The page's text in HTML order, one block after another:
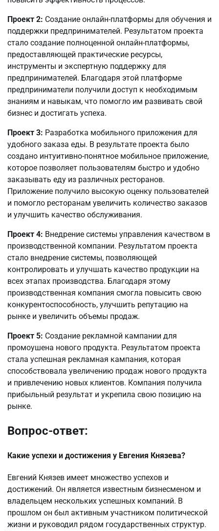
Проект 2: Создание онлайн-платформы для обучения и
поддержки предпринимателей. Результатом проекта
стало создание полноценной онлайн-платформы,
предоставляющей практические ресурсы,
инструменты и экспертную поддержку для
предпринимателей. Благодаря этой платформе
предприниматели получили доступ к необходимым
знаниям и навыкам, что помогло им развивать свой
бизнес и достигать успеха.
Проект 3: Разработка мобильного приложения для
удобного заказа еды. В результате проекта было
создано интуитивно-понятное мобильное приложение,
которое позволяет пользователям быстро и удобно
заказывать еду из различных ресторанов.
Приложение получило высокую оценку пользователей
и помогло ресторанам увеличить количество заказов
и улучшить качество обслуживания.
Проект 4: Внедрение системы управления качеством в
производственной компании. Результатом проекта
стало внедрение системы, позволяющей
контролировать и улучшать качество продукции на
всех этапах производства. Благодаря этому
производственная компания смогла повысить свою
конкурентоспособность, улучшить репутацию на
рынке и увеличить объемы продаж.
Проект 5: Создание рекламной кампании для
промоушена нового продукта. Результатом проекта
стала успешная рекламная кампания, которая
способствовала увеличению продаж нового продукта
и привлечению новых клиентов. Компания получила
прибыльный результат и укрепила свою позицию на
рынке.
Вопрос-ответ:
Какие успехи и достижения у Евгения Князева?
Евгений Князев имеет множество успехов и
достижений. Он является известным бизнесменом и
владельцем нескольких успешных компаний. В
прошлом он был активным участником политической
жизни и руководил рядом государственных структур.